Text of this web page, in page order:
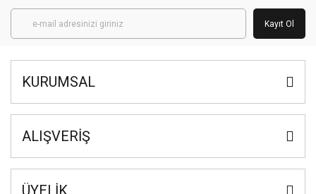
Kayıt Ol
KURUMSAL
ALIŞVERİŞ
ÜYELİK